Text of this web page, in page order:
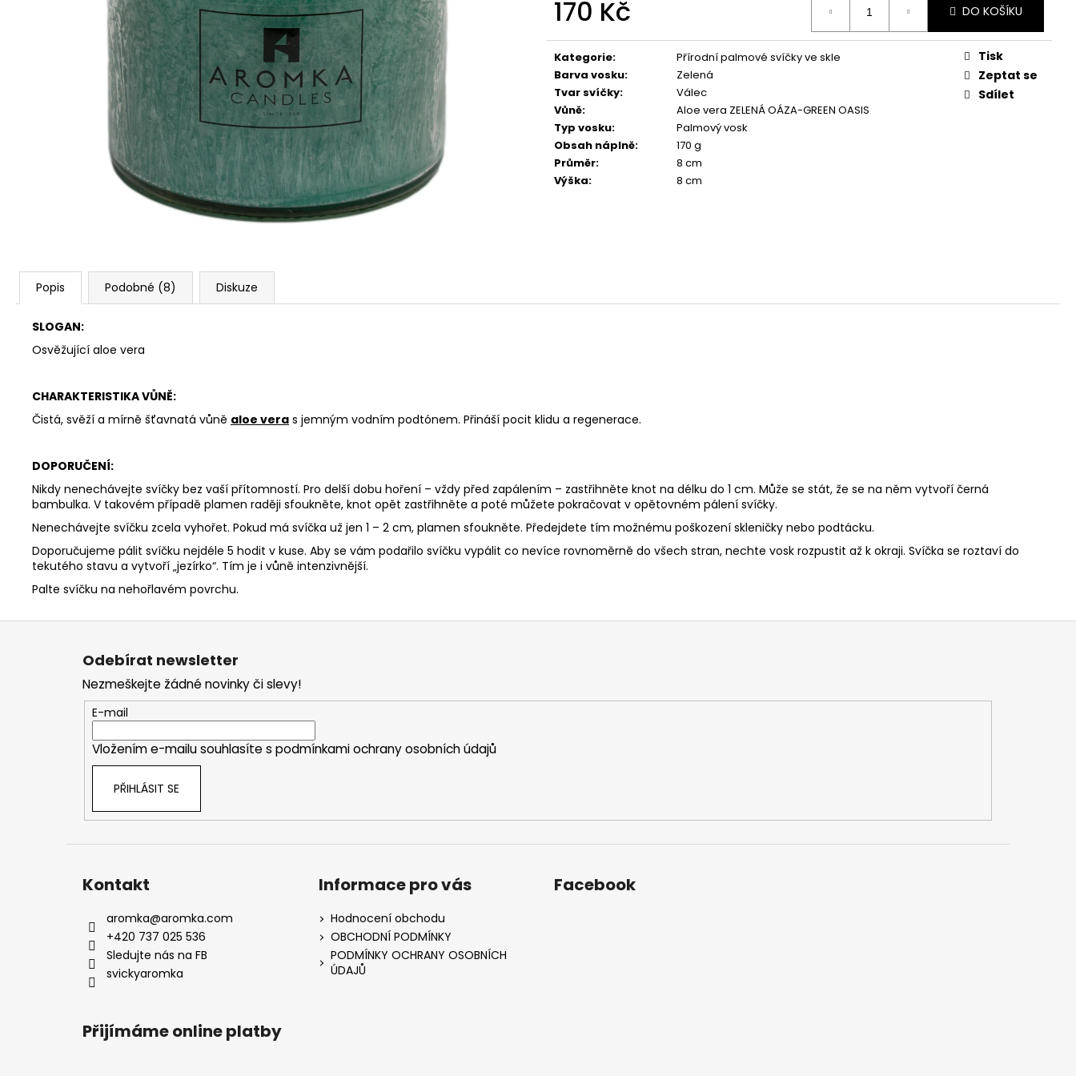
170 Kč
cena:
DO KOŠÍKU
Kategorie:
Přírodní palmové svíčky ve skle
Barva vosku:
Zelená
Tvar svíčky:
Válec
Vůně:
Aloe vera ZELENÁ OÁZA-GREEN OASIS
Typ vosku:
Palmový vosk
Obsah náplně:
170 g
Průměr:
8 cm
Výška: 8 cm
Tisk
Zeptat se
Sdílet
Popis Podobné (8) Diskuze
SLOGAN:
Osvěžující aloe vera
CHARAKTERISTIKA VŮNĚ:
Čistá, svěží a mírně šťavnatá vůně aloe vera s jemným vodním podtónem. Přináší pocit klidu a regenerace.
DOPORUČENÍ:
Nikdy nenechávejte svíčky bez vaší přítomností. Pro delší dobu hoření – vždy před zapálením – zastřihněte knot na délku do 1 cm. Může se stát, že se na něm vytvoří černá
bambulka. V takovém případě plamen raději sfoukněte, knot opět zastřihněte a poté můžete pokračovat v opětovném pálení svíčky.
Nenechávejte svíčku zcela vyhořet. Pokud má svíčka už jen 1 – 2 cm, plamen sfoukněte. Předejdete tím možnému poškození skleničky nebo podtácku.
Doporučujeme pálit svíčku nejdéle 5 hodit v kuse. Aby se vám podařilo svíčku vypálit co nevíce rovnoměrně do všech stran, nechte vosk rozpustit až k okraji. Svíčka se roztaví do
tekutého stavu a vytvoří „jezírko“. Tím je i vůně intenzivnější.
Palte svíčku na nehořlavém povrchu.
PŘÍRODNÍ VONNÁ SVÍČKA SÓJOVÁ -
AROMKA - SET 10 KS ČAJOVÝCH
SVÍČEK V PLECHU - BEZ VŮNĚ
162 Kč
PŘÍRODNÍ VONNÁ SVÍČKA SÓJOVÁ -
AROMKA - SET 10 KS ČAJOVÝCH
SVÍČEK V PLECHU - HEBKÁ LINIE-DEEP
LINE
180 Kč
PŘÍRODNÍ VONNÁ SVÍČKA PALMOVÁ -
AROMKA - MINI WHISKOVKA, 90 ML -
Z
Odebírat newsletter
Nezmeškejte žádné novinky či slevy!
E-mail
Vložením e-mailu souhlasíte s podmínkami ochrany osobních údajů
PŘIHLÁSIT SE
Kontakt
aromka@aromka.com
+420 737 025 536
Sledujte nás na FB
svickyaromka
Informace pro vás
Hodnocení obchodu
OBCHODNÍ PODMÍNKY
PODMÍNKY OCHRANY OSOBNÍCH
ÚDAJŮ
Facebook
Přijímáme online platby